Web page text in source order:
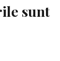
sunt